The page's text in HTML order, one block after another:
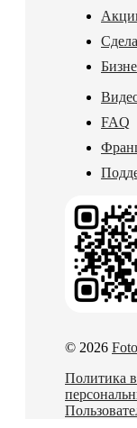
FAQ
© 2026
Политика